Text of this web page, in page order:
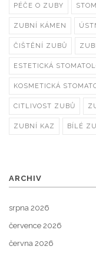
PÉČE O ZUBY
ZUBNÍ KÁMEN
ČIŠTĚNÍ ZUBŮ
ESTETICKÁ
KOSMETICKÁ
CITLIVOST ZUBŮ
ZUBNÍ KAZ BÍLÉ
ARCHIV
srpna 2026
července 2026
června 2026